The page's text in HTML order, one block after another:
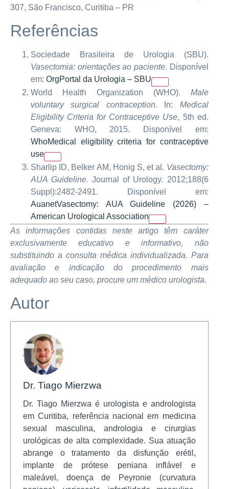
307, São Francisco, Curitiba – PR
Referências
Sociedade Brasileira de Urologia (SBU).
Vasectomia: orientações ao paciente. Disponível
em: OrgPortal da Urologia – SBU
World Health Organization (WHO). Male
voluntary surgical contraception. In: Medical
Eligibility Criteria for Contraceptive Use, 5th ed.
Geneva: WHO, 2015. Disponível em:
WhoMedical eligibility criteria for contraceptive
use
Sharlip ID, Belker AM, Honig S, et al. Vasectomy:
AUA Guideline. Journal of Urology. 2012;188(6
Suppl):2482-2491. Disponível em:
AuanetVasectomy: AUA Guideline (2026) –
American Urological Association
As informações contidas neste artigo têm caráter
exclusivamente educativo e informativo, não
substituindo a consulta médica individualizada. Para
avaliação e indicação do procedimento mais
adequado ao seu caso, procure um médico urologista.
Autor
Dr. Tiago Mierzwa
Dr. Tiago Mierzwa é urologista e andrologista
em Curitiba, referência nacional em medicina
sexual masculina, andrologia e cirurgias
urológicas de alta complexidade. Sua atuação
abrange o tratamento da disfunção erétil,
implante de prótese peniana inflável e
maleável, doença de Peyronie (curvatura